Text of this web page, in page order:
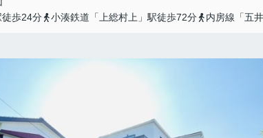
歩24分
小湊鉄道「上総村上」駅徒歩72分 内房線「五